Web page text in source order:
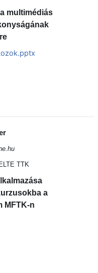
multimédiás
TTK
a
MFTK-n